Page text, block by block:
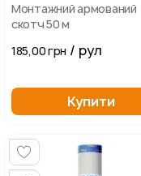
Монтажний армований
скотч 50 м
185,00 грн / рул
Купити